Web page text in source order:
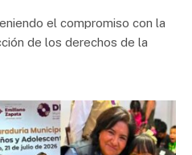
el compromiso con la
de los derechos de la